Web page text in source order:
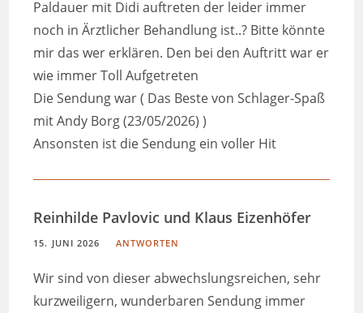
Paldauer mit Didi auftreten der leider immer
noch in Ärztlicher Behandlung ist..? Bitte könnte
mir das wer erklären. Den bei den Auftritt war er
wie immer Toll Aufgetreten
Die Sendung war ( Das Beste von Schlager-Spaß
mit Andy Borg (23/05/2026) )
Ansonsten ist die Sendung ein voller Hit
Reinhilde Pavlovic und Klaus Eizenhöfer
15. JUNI 2026 ANTWORTEN
Wir sind von dieser abwechslungsreichen, sehr
kurzweiligern, wunderbaren Sendung immer